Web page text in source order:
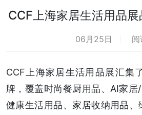
CCF上海家居生活用品
06月25日 阅
CCF上海家居生活用品展汇集
牌，覆盖时尚餐厨用品、AI家
健康生活用品、家居收纳用品